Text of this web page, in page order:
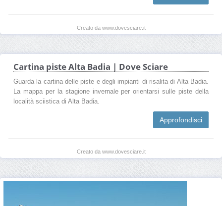
Creato da www.dovesciare.it
Cartina piste Alta Badia | Dove Sciare
Guarda la cartina delle piste e degli impianti di risalita di Alta Badia.
La mappa per la stagione invernale per orientarsi sulle piste della
località sciistica di Alta Badia.
Approfondisci
Creato da www.dovesciare.it